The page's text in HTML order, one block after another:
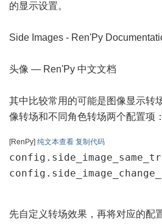
的显示设置。
Side Images - Ren'Py
头像 — Ren'Py 中文文档
其中比较常用的可能是图像显示转
像转场和不同角色转场两个配置项：
[RenPy] 纯文本查看 复制代码
先自定义转场效果，再将对应的配